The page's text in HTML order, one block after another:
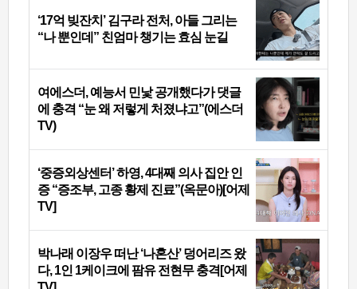
‘17억 빚잔치’ 김구라 전처, 아들 그리는
“나 뿐인데” 친엄마 챙기는 효심 눈길
여에스더, 예능서 민낯 공개했다가 댓글
에 충격 “눈 왜 저렇게 처졌냐고”(에스더
TV)
‘중증외상센터’ 하영, 4대째 의사 집안 인
증 “증조부, 고종 황제 진료”(옥문아)[어제
TV]
박나래 이장우 떠난 ‘나혼산’ 덩어리즈 왔
다, 1인 1케이크에 팜유 전현무 충격[어제